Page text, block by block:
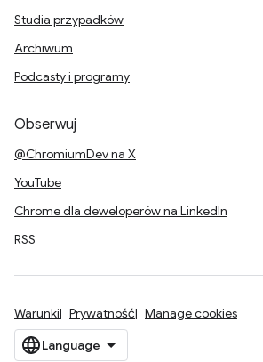
Studia przypadków
Archiwum
Podcasty i programy
Obserwuj
@ChromiumDev na X
YouTube
Chrome dla deweloperów na LinkedIn
RSS
Warunki Prywatność Manage cookies